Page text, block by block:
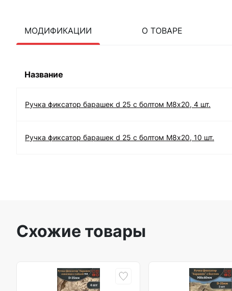
МОДИФИКАЦИИ О ТОВАРЕ
Название
Ручка фиксатор барашек d 25 с болтом М8х20, 4 шт.
Ручка фиксатор барашек d 25 с болтом М8х20, 10 шт.
Схожие товары